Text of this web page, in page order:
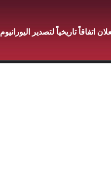
اتفاقاً تاريخياً لتصدير اليورانيوم